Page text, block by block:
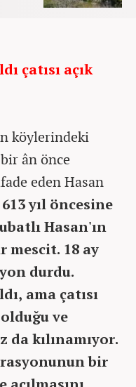
çatısı açık
köylerindeki
ân önce
eden Hasan
yıl öncesine
Hasan'ın
mescit. 18 ay
durdu.
ama çatısı
olduğu ve
kılınamıyor.
bir